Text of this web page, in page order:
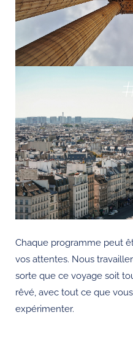
Chaque programme peut
vos attentes. Nous
sorte que ce voyage soit
rêvé, avec tout ce que
expérimenter.